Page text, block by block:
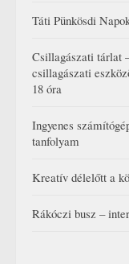
Táti Pünkösdi
Csillagászati tárlat
csillagászati
18 óra
Ingyenes
tanfolyam
Kreatív délelőtt a
Rákóczi busz –